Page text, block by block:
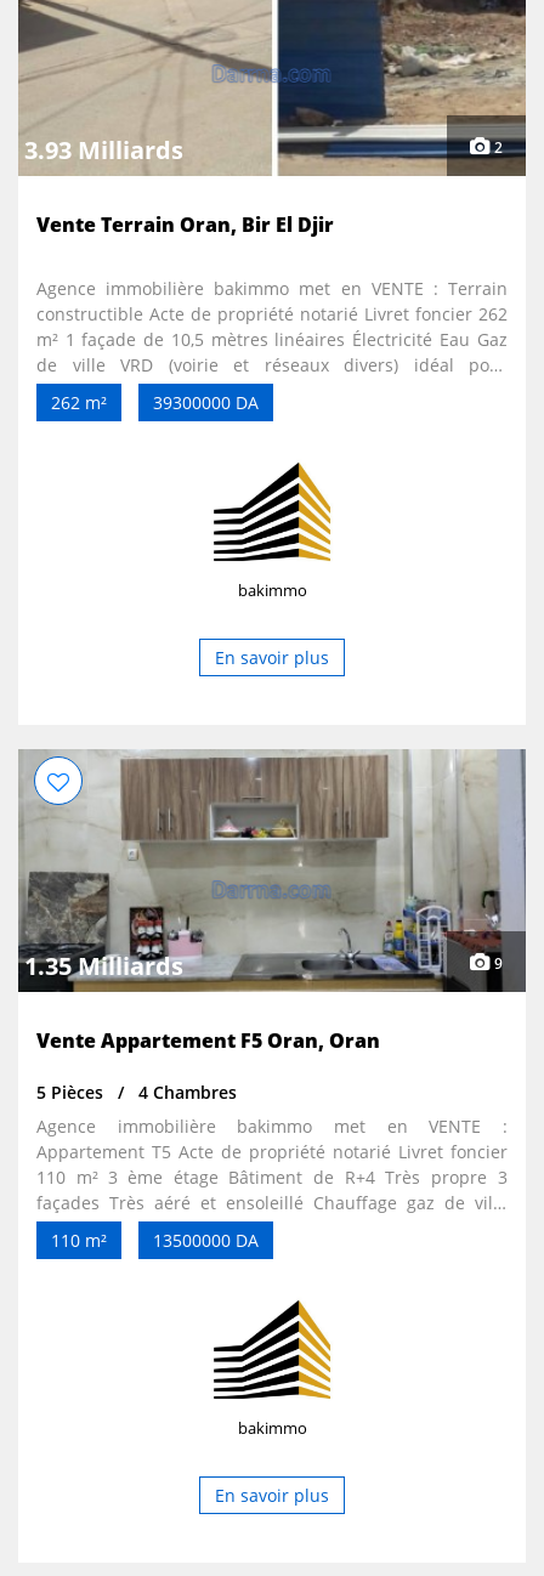
3.93 Milliards 2
Vente Terrain Oran, Bir El Djir
Agence immobilière bakimmo met en VENTE : Terrain
constructible Acte de propriété notarié Livret foncier 262
m² 1 façade de 10,5 mètres linéaires Électricité Eau Gaz
de ville VRD (voirie et réseaux divers) idéal pour
construire une belle villa
262 m² 39300000 DA
bakimmo
En savoir plus
1.35 Milliards 9
Vente Appartement F5 Oran, Oran
5 Pièces
4 Chambres
Agence immobilière bakimmo met en VENTE :
Appartement T5 Acte de propriété notarié Livret foncier
110 m² 3 ème étage Bâtiment de R+4 Très propre 3
façades Très aéré et ensoleillé Chauffage gaz de ville
Chauffe eau Parking extérieur gardé la nuit. escaliers
refaites à neuf Excellent voisinage tranquille
110 m² 13500000 DA
bakimmo
En savoir plus